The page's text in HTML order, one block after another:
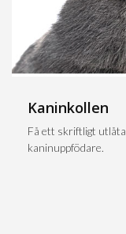
Kaninkollen
Få ett skriftligt
kaninuppfödare.